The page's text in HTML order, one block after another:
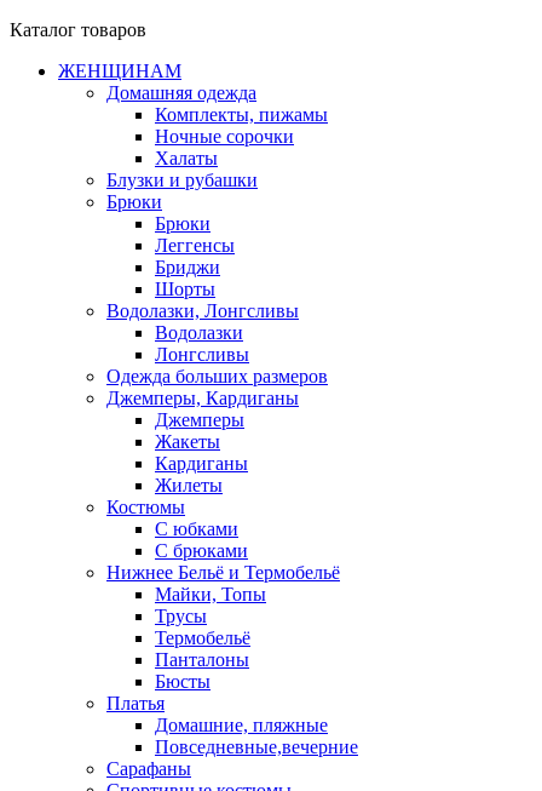
Каталог товаров
ЖЕНЩИНАМ
Домашняя одежда
Комплекты, пижамы
Ночные сорочки
Халаты
Блузки и рубашки
Брюки
Брюки
Леггенсы
Бриджи
Шорты
Водолазки, Лонгсливы
Водолазки
Лонгсливы
Одежда больших размеров
Джемперы, Кардиганы
Джемперы
Жакеты
Кардиганы
Жилеты
Костюмы
С юбками
С брюками
Нижнее Бельё и Термобельё
Майки, Топы
Трусы
Термобельё
Панталоны
Бюсты
Платья
Домашние, пляжные
Повседневные,вечерние
Сарафаны